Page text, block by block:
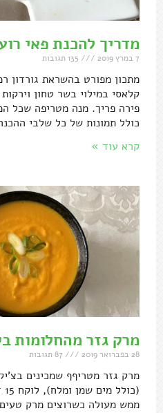
מדריך להכנת פאי
7 במרץ 2019
מתכון מפורט בהשראת גורדון
קלאסי במילוי בשר טחון
פירה פריך. מנה מטריפה שכל
כולל תמונות של כל שלבי
קרא עוד »
מרק גזר מהחלומות
28 בפברואר 2019
מרק גזר מטריףף שמכינים
ממש מעולה כשרוצים מרק